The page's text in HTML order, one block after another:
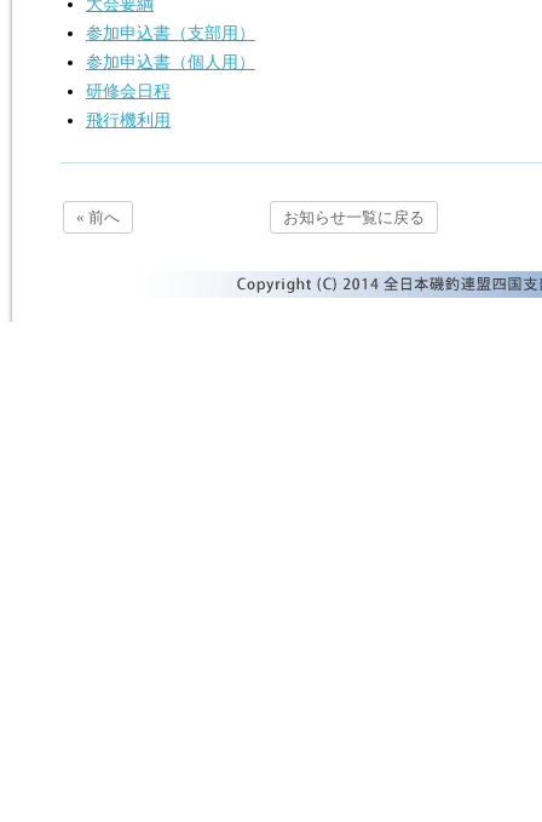
大会要綱
参加申込書（支部用）
参加申込書（個人用）
研修会日程
飛行機利用
« 前へ お知らせ一覧に戻る